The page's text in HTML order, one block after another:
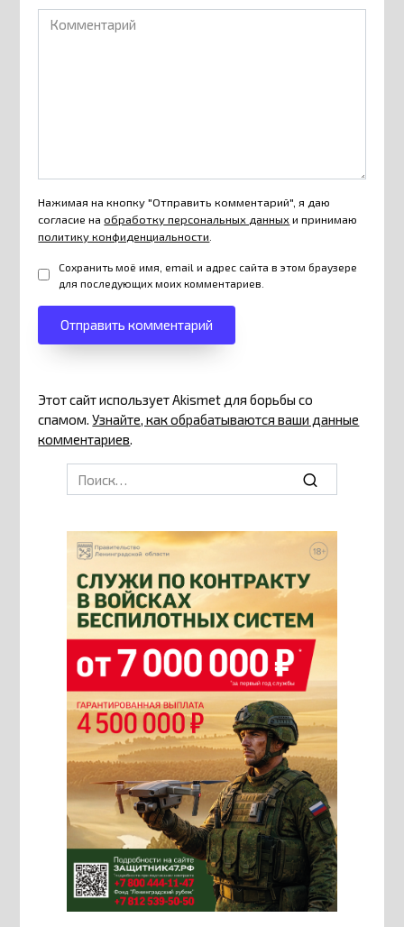
Комментарий
Нажимая на кнопку "Отправить комментарий", я даю
согласие наобработку персональных данных и принимаю
политику конфиденциальности
Сохранить моё имя, email и адрес сайта в этом браузере
для последующих моих комментариев.
Этот сайт использует Akismet для борьбы со
спамом.Узнайте, как обрабатываются ваши данные
комментариев.
Search
for: